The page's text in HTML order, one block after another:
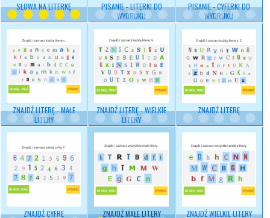
SŁOWA NA LITERKĘ
PISANIE - LITERKI DO
WYDRUKU
PISANIE - CYFERKI DO
WYDRUKU
ZNAJDŹ LITERĘ - MAŁE
LITERY
ZNAJDŹ LITERĘ - WIELKIE
LITERY
ZNAJDŹ LITERĘ
ZNAJDŹ CYFRĘ ZNAJDŹ MAŁE LITERY ZNAJDŹ WIELKIE LITERY